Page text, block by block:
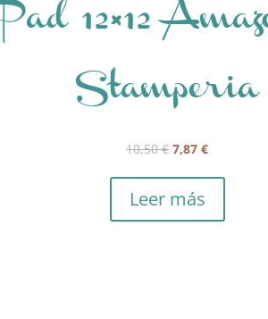
Pad 12×12
Stamperia
10,50€ El
original
era:
7,87€El
Leer más